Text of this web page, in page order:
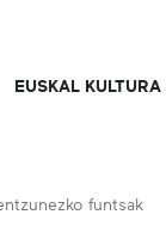
EUSKAL KULTURA
funtsak